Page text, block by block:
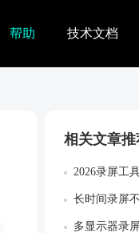
帮助 技术文档
相关文章推
2026录屏工
长时间录屏